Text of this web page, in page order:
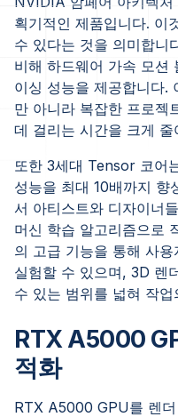
획기적인 제품입니다. 이
수 있다는 것을 의미합니
비해 하드웨어 가속 모션
이싱 성능을 제공합니다.
만 아니라 복잡한 프로젝
데 걸리는 시간을 크게 줄
또한 3세대 Tensor 코어
성능을 최대 10배까지
서 아티스트와 디자이너
머신 학습 알고리즘으로
의 고급 기능을 통해 사
실험할 수 있으며, 3D 렌
수 있는 범위를 넓혀 작
RTX A5000
적화
RTX A5000 GPU를 렌